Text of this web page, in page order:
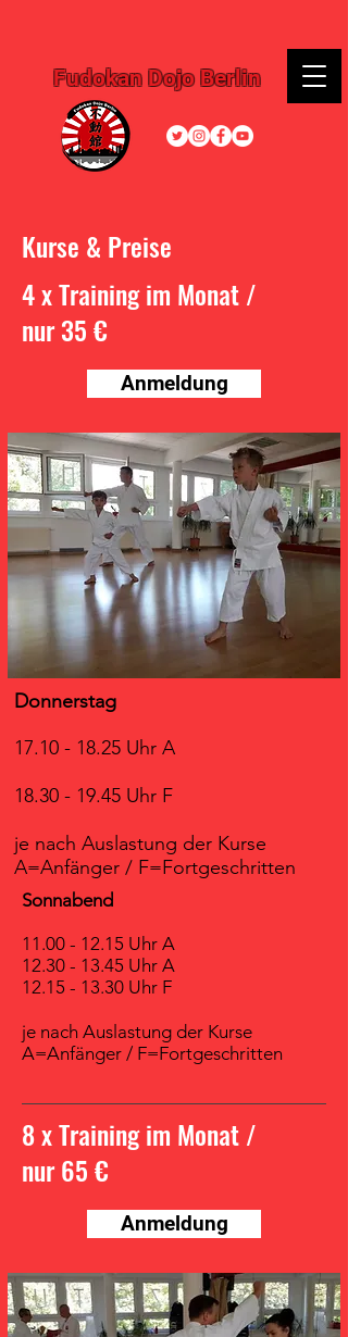
Fudokan Dojo Berlin
Kurse & Preise
4 x Training im Monat /
nur 35 €
Anmeldung
Donnerstag
17.10 - 18.25 Uhr A
18.30 - 19.45 Uhr F
je nach Auslastung der Kurse
A=Anfänger / F=Fortgeschritten
Sonnabend
11.00 - 12.15 Uhr A
12.30 - 13.45 Uhr A
12.15 - 13.30 Uhr F
je nach Auslastung der Kurse
A=Anfänger / F=Fortgeschritten
8 x Training im Monat /
nur 65 €
Anmeldung